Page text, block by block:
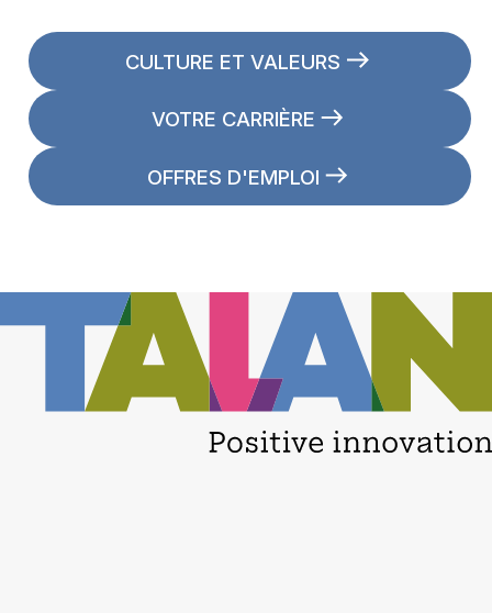
CULTURE ET VALEURS
VOTRE CARRIÈRE
OFFRES D'EMPLOI